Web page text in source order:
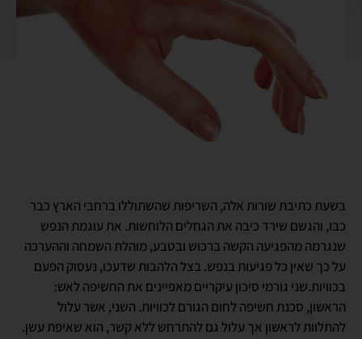
בשעת כתיבת שורות אלה, השריפות שהשתוללו ברחבי הארץ כבר
כבו, והגשם שירד כיבה את הגחלים הלוחשות. את עוגמת הנפש
שנגרמה מהפגיעה הקשה ברכוש ובטבע, מוהלת השמחה וההערכה
על כך שאין כל פגיעות בנפש. בצל הלהבות שדעכו, נעסוק הפעם
בכוויות.שני גורמי סיכון עיקריים מאפיינים את החשיפה לאש:
הראשון, סכנת חשיפה לחום הגורם לכוויות. השני, אשר עלול
להתלוות לראשון אך עלול גם להתרחש ללא קשר, הוא שאיפת עשן.